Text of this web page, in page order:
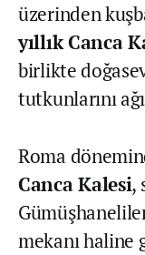
üzerinden
yıllık Canca
birlikte
tutkunlarını
Roma
Canca Kalesi,
mekanı haline